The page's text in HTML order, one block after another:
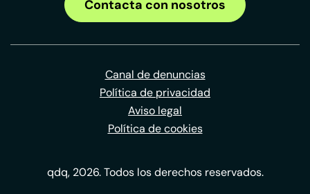
Contacta con nosotros
Canal de denuncias
Política de privacidad
Aviso legal
Política de cookies
qdq, 2026. Todos los derechos reservados.